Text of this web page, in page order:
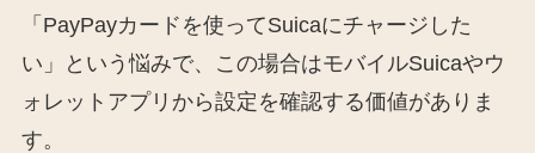
「PayPayカードを使ってSuicaにチャージした
い」という悩みで、この場合はモバイルSuicaやウ
ォレットアプリから設定を確認する価値がありま
す。